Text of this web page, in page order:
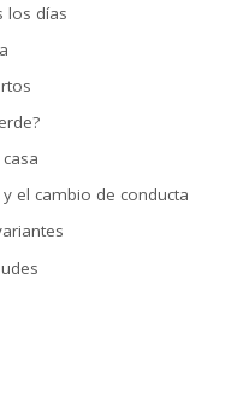
los días
el cambio de conducta